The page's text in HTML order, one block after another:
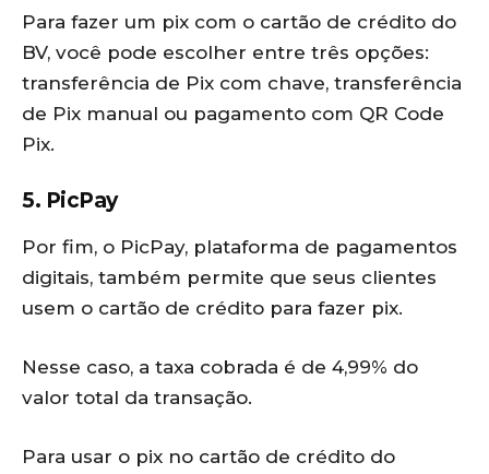
Para fazer um pix com o cartão de crédito do
BV, você pode escolher entre três opções:
transferência de Pix com chave, transferência
de Pix manual ou pagamento com QR Code
Pix.
5. PicPay
Por fim, o PicPay, plataforma de pagamentos
digitais, também permite que seus clientes
usem o cartão de crédito para fazer pix.
Nesse caso, a taxa cobrada é de 4,99% do
valor total da transação.
Para usar o pix no cartão de crédito do